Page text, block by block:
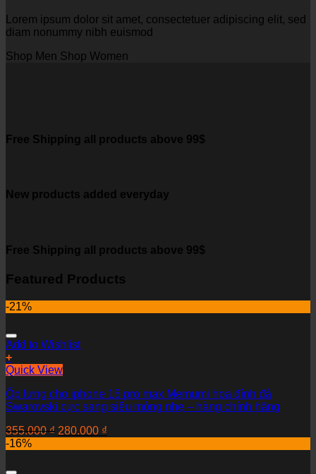
Lorem ipsum dolor sit amet, consectetuer adipiscing elit, sed
diam nonummy nibh euismod
Shop Men Shop Women
Free Shipping all products above 99$
New products added everyday
Free Shipping all products above 99$
Featured Products
-21%
Add to Wishlist
+
Quick View
Ốp lưng cho iphone 15 pro max Memumi hoa đính đá
Swarovski cực sang siêu mỏng nhẹ – hàng chính hãng
355.000₫ 280.000 ₫
-16%